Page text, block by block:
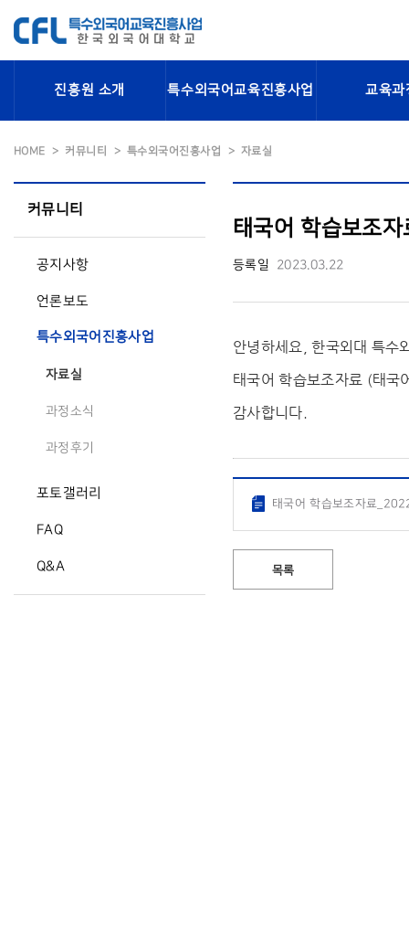
진흥원 소개 특수외국어교육진흥사업 교육과
HOME 커뮤니티 특수외국어진흥사업 자료실
커뮤니티
공지사항
언론보도
특수외국어진흥사업
자료실
과정소식
과정후기
포토갤러리
FAQ
Q&A
태국어 학습보조
등록일 2023.03.22
안녕하세요, 한국외대 특수
태국어 학습보조자료 (태
감사합니다.
태국어 학습보조자료
목록